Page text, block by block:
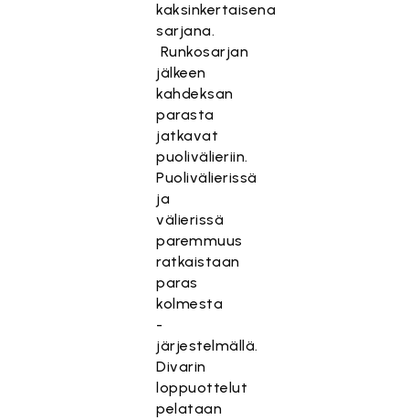
kaksinkertaisena
sarjana.
Runkosarjan
jälkeen
kahdeksan
parasta
jatkavat
puolivälieriin.
Puolivälierissä
ja
välierissä
paremmuus
ratkaistaan
paras
kolmesta
-
järjestelmällä.
Divarin
loppuottelut
pelataan